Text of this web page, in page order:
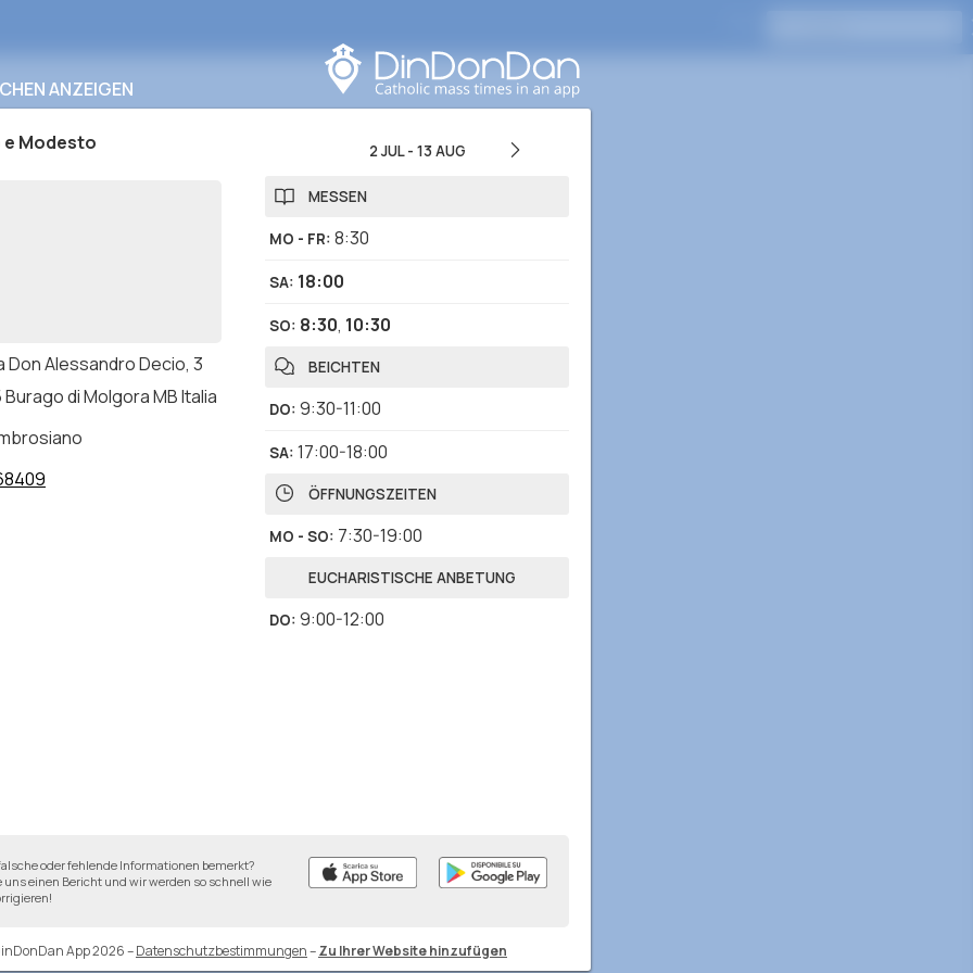
ANZEIGEN
Modesto
Don Alessandro Decio, 3
di Molgora MB Italia
2 JUL- 13 AUG
MESSEN
MO - FR: 8:30
SA: 18:00
SO: 8:30, 10:30
BEICHTEN
DO: 9:30-11:00
SA: 17:00-18:00
ÖFFNUNGSZEITEN
MO - SO: 7:30-19:00
EUCHARISTISCHE ANBETUNG
DO: 9:00-12:00
oder fehlende Informationen bemerkt?
uns einen Bericht und wir werden so schnell wie
App 2026–Datenschutzbestimmungen–Zu Ihrer Website hinzufügen